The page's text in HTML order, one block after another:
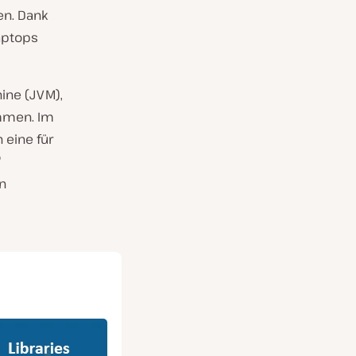
Dank
(JVM),
Im
eine für